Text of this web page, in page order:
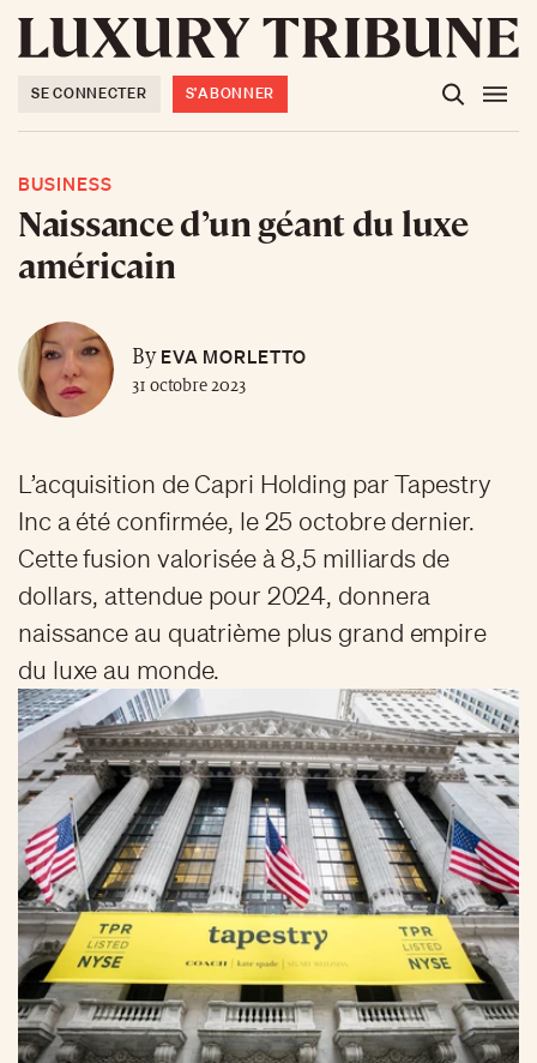
SE CONNECTER S'ABONNER
BUSINESS
Naissance d’un géant du luxe
américain
ByEVA MORLETTO
31 octobre 2023
L’acquisition de Capri Holding par Tapestry
Inc a été confirmée, le 25 octobre dernier.
Cette fusion valorisée à 8,5 milliards de
dollars, attendue pour 2024, donnera
naissance au quatrième plus grand empire
du luxe au monde.